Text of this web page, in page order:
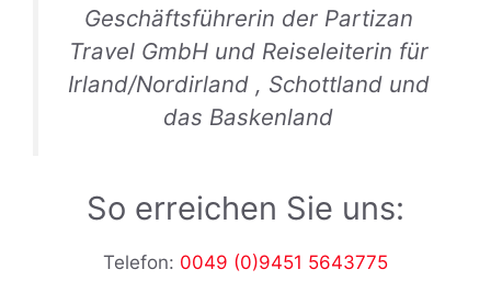
Geschäftsführerin der Partizan
Travel GmbH und Reiseleiterin für
Irland/Nordirland , Schottland und
das Baskenland
So erreichen Sie uns:
Telefon: 0049 (0)9451 5643775